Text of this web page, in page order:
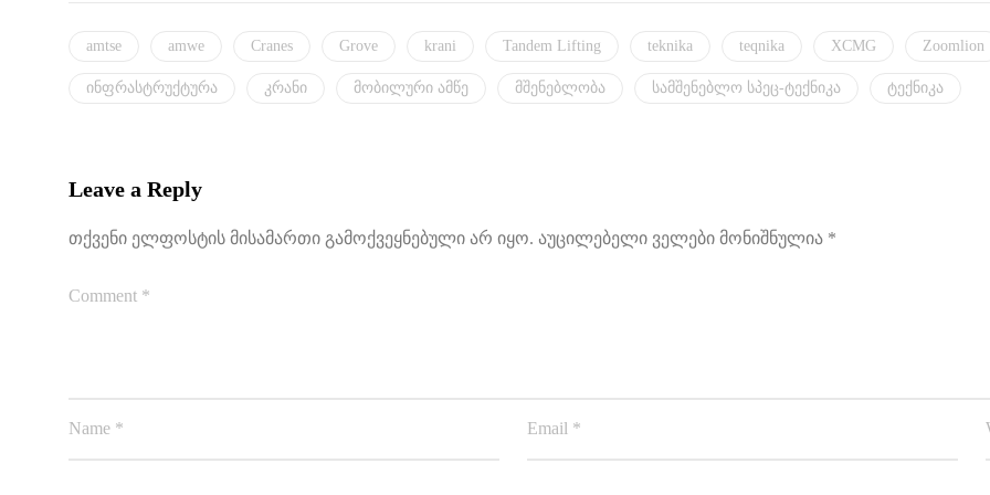
amtse amwe Cranes Grove krani Tandem Lifting teknika teqnika XCMG Zoomlion
ინფრასტრუქტურა კრანი მობილური ამწე მშენებლობა სამშენებლო სპეც-ტექნიკა ტექნიკა
Leave a Reply
თქვენი ელფოსტის მისამართი გამოქვეყნებული არ იყო. აუცილებელი ველები მონიშნულია *